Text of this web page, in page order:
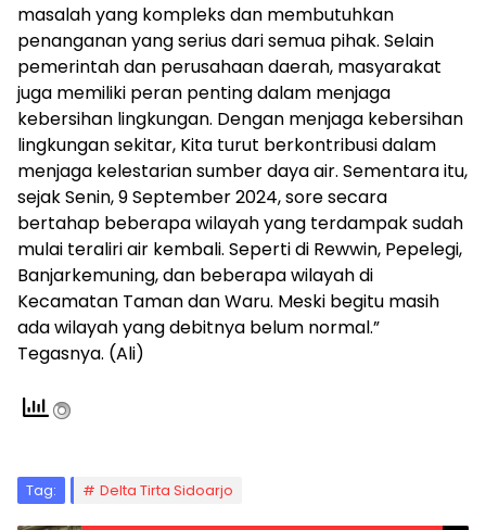
masalah yang kompleks dan membutuhkan
penanganan yang serius dari semua pihak. Selain
pemerintah dan perusahaan daerah, masyarakat
juga memiliki peran penting dalam menjaga
kebersihan lingkungan. Dengan menjaga kebersihan
lingkungan sekitar, Kita turut berkontribusi dalam
menjaga kelestarian sumber daya air. Sementara itu,
sejak Senin, 9 September 2024, sore secara
bertahap beberapa wilayah yang terdampak sudah
mulai teraliri air kembali. Seperti di Rewwin, Pepelegi,
Banjarkemuning, dan beberapa wilayah di
Kecamatan Taman dan Waru. Meski begitu masih
ada wilayah yang debitnya belum normal.”
Tegasnya. (Ali)
Tag: Delta Tirta Sidoarjo